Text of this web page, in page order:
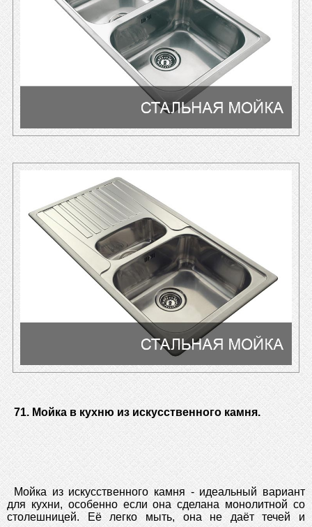
71. Мойка в кухню из искусственного камня.
Мойка из искусственного камня - идеальный вариант
для кухни, особенно если она сделана монолитной со
столешницей. Её легко мыть, она не даёт течей и